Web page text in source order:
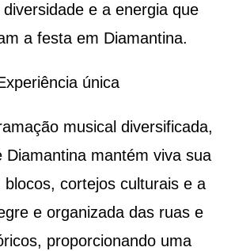
e a energia que
a festa em Diamantina.
única
musical diversificada,
Diamantina mantém viva sua
blocos, cortejos culturais e a
e organizada das ruas e
proporcionando uma